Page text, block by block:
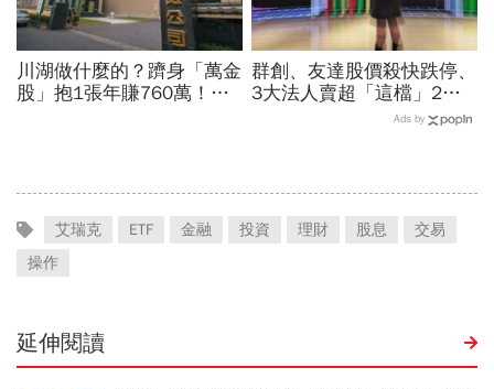
川湖做什麼的？躋身「萬金
股」抱1張年賺760萬！傳
群創、友達股價殺快跌停、
3大法人賣超「這檔」2萬
張有原因？面板股修正完能
Ads by
艾瑞克 ETF 金融 投資 理財 股息
交易
操作
延伸閱讀